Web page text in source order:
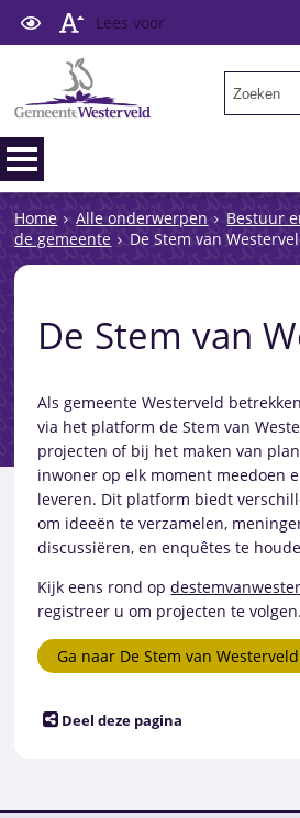
Lees voor
Home Alle onderwerpen Bestuur
de gemeente
De Stem van
De Stem van
Als gemeente Westerveld
via het platform de Stem van
projecten of bij het maken van
inwoner op elk moment meedoen
leveren. Dit platform biedt
om ideeën te verzamelen,
discussiëren, en enquêtes te
Kijk eens rond op
registreer u om projecten te volgen.
Ga naar De Stem van Westerveld
Deel deze pagina